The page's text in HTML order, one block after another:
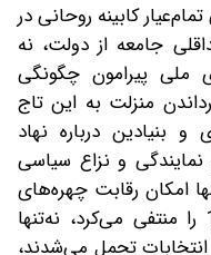
کابینه روحانی در
جامعه از دولت، نه
ملی پیرامون چگونگی
منزلت به این تاج
درباره نهاد
و نزاع سیاسی
امکان رقابت چهره‌های
مشهور اصلاحات در انتخابات 1400 را منتفی می‌کرد، نه‌تنها
تحمل می‌شدند،